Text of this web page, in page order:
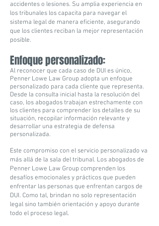
accidentes o lesiones. Su amplia experiencia en
los tribunales los capacita para navegar el
sistema legal de manera eficiente, asegurando
que los clientes reciban la mejor representación
posible.
Enfoque personalizado:
Al reconocer que cada caso de DUI es único,
Penner Lowe Law Group adopta un enfoque
personalizado para cada cliente que representa.
Desde la consulta inicial hasta la resolución del
caso, los abogados trabajan estrechamente con
los clientes para comprender los detalles de su
situación, recopilar información relevante y
desarrollar una estrategia de defensa
personalizada.
Este compromiso con el servicio personalizado va
más allá de la sala del tribunal. Los abogados de
Penner Lowe Law Group comprenden los
desafíos emocionales y prácticos que pueden
enfrentar las personas que enfrentan cargos de
DUI. Como tal, brindan no solo representación
legal sino también orientación y apoyo durante
todo el proceso legal.